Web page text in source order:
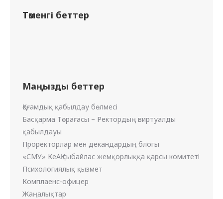
Төменгі беттер
Маңызды беттер
Қоғамдық қабылдау бөлмесі
Басқарма Төрағасы – Ректордың виртуалды
қабылдауы
Проректорлар мен декандардың блогы
«СМУ» КеАҚ сыбайлас жемқорлыққа қарсы комитеті
Психологиялық қызмет
Комплаенс-офицер
Жаңалықтар